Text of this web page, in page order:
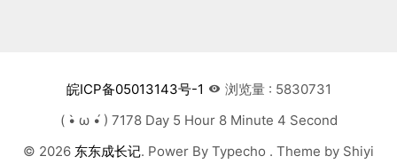
皖ICP备05013143号-1
浏览量 : 5830731
( •̀ ω •́ ) 7178 Day 5 Hour 8 Minute 5 Second
© 2026 东东成长记. Power By Typecho . Theme by Shiyi